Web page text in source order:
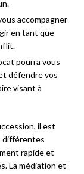
accompagner
en tant que
pourra vous
défendre vos
visant à
il est
différentes
rapide et
La médiation et